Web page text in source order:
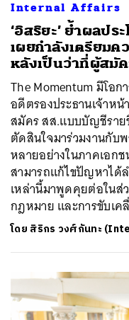
Internal Affairs
‘อิสริยะ’ ย้ำผลปร
เผยกำลังเตรียม
หลังเป็นว่าที่ผู้สมั
The Momentum มีโอ
อดีตรองประธานเจ้าห
สมัคร สส.แบบบัญชีราย
ตัดสินใจมาร่วมงานกับ
หลายอย่างในภาคเอก
สามารถแก้ไขปัญหาได้
เหล่านี้มาพูดคุยต่อในส่
กฎหมาย และการขับเค
โดย สิริกร วงศ์กันทะ